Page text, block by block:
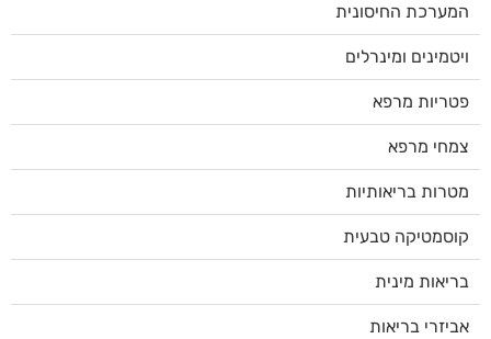
המערכת החיסונית
ויטמינים ומינרלים
פטריות מרפא
צמחי מרפא
מטרות בריאותיות
קוסמטיקה טבעית
בריאות מינית
אביזרי בריאות